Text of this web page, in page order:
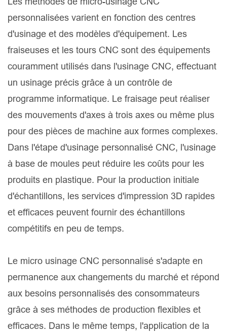
personnalisées varient en fonction des centres
d'usinage et des modèles d'équipement. Les
fraiseuses et les tours CNC sont des équipements
couramment utilisés dans l'usinage CNC, effectuant
un usinage précis grâce à un contrôle de
programme informatique. Le fraisage peut réaliser
des mouvements d'axes à trois axes ou même plus
pour des pièces de machine aux formes complexes.
Dans l'étape d'usinage personnalisé CNC, l'usinage
à base de moules peut réduire les coûts pour les
produits en plastique. Pour la production initiale
d'échantillons, les services d'impression 3D rapides
et efficaces peuvent fournir des échantillons
compétitifs en peu de temps.
Le micro usinage CNC personnalisé s'adapte en
permanence aux changements du marché et répond
aux besoins personnalisés des consommateurs
grâce à ses méthodes de production flexibles et
efficaces. Dans le même temps, l'application de la